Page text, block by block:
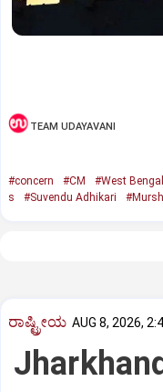
TEAM UDAYAVANI
#concern #CM #West Bengal
s
#Suvendu Adhikari
ರಾಷ್ಟ್ರೀಯ AUG 8, 2026,